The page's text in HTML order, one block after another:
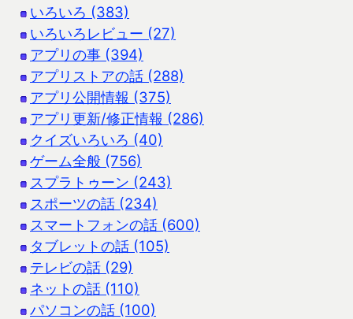
いろいろ (383)
いろいろレビュー (27)
アプリの事 (394)
アプリストアの話 (288)
アプリ公開情報 (375)
アプリ更新/修正情報 (286)
クイズいろいろ (40)
ゲーム全般 (756)
スプラトゥーン (243)
スポーツの話 (234)
スマートフォンの話 (600)
タブレットの話 (105)
テレビの話 (29)
ネットの話 (110)
パソコンの話 (100)